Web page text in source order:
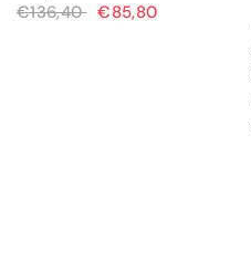
€136,40 €85,80